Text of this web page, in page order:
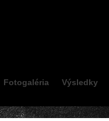
Fotogaléria Výsledky